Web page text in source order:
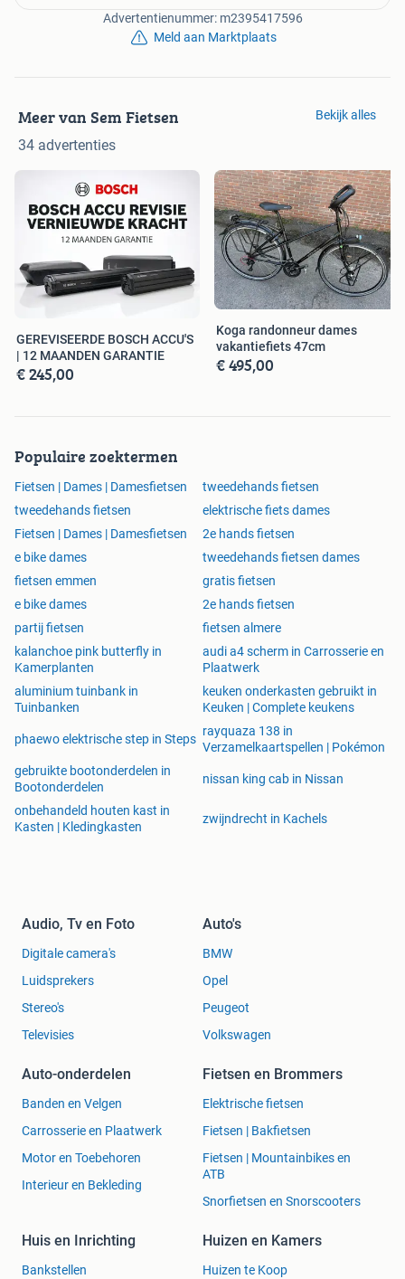
1165MJ Halfweg
Telefoonnummer: +31208230965
• Breed assortiment aan fietsen: e-bikes, mountainbikes,
racefietsen, stadsfietsen en meer
• Gratis servicebeurt na 3 maanden
• Inruil van je oude fiets mogelijk
• Deskundige reparatie- en onderhoudsservice
📍 SEM FIETSEN HALFWEG
Haarlemmerstraatweg 57C, 1165 MJ Halfweg
📱 06 – 2135 1223
🕒 OPENINGSTIJDEN:
Woensdag – 10:00 tot 17:30
Donderdag – 10:00 tot 21:00
Zaterdag – 10:00 tot 17:30
Zondag – 11:00 tot 17:00
Sem Fietsen
Haarlemmerstraatweg 57c
1165MJ Halfweg
Telefoonnummer: +31208230965
E-mailadres: semfietsen@hotmail.com
Advertentienummer: m2395417596
Meld aan Marktplaats
Meer van Sem Fietsen
34 advertenties
Bekijk alles
GEREVISEERDE BOSCH ACCU'S
| 12 MAANDEN GARANTIE
€ 245,00
Koga randonneur dames
vakantiefiets 47cm
€ 495,00
Populaire zoektermen
Fietsen | Dames | Damesfietsen
tweedehands fietsen
tweedehands fietsen
elektrische fiets dames
Fietsen | Dames | Damesfietsen
2e hands fietsen
e bike dames
tweedehands fietsen dames
fietsen emmen
gratis fietsen
e bike dames
2e hands fietsen
partij fietsen
fietsen almere
kalanchoe pink butterfly in
Kamerplanten
audi a4 scherm in Carrosserie en
Plaatwerk
aluminium tuinbank in
Tuinbanken
keuken onderkasten gebruikt in
Keuken | Complete keukens
phaewo elektrische step in Steps
rayquaza 138 in
Verzamelkaartspellen | Pokémon
gebruikte bootonderdelen in
Bootonderdelen
nissan king cab in Nissan
onbehandeld houten kast in
Kasten | Kledingkasten
zwijndrecht in Kachels
Audio, Tv en Foto
Digitale camera's
Luidsprekers
Stereo's
Televisies
Auto's
BMW
Opel
Peugeot
Volkswagen
Auto-onderdelen
Banden en Velgen
Carrosserie en Plaatwerk
Motor en Toebehoren
Interieur en Bekleding
Fietsen en Brommers
Elektrische fietsen
Fietsen | Bakfietsen
Fietsen | Mountainbikes en
ATB
Snorfietsen en Snorscooters
Huis en Inrichting
Bankstellen
Huizen en Kamers
Huizen te Koop